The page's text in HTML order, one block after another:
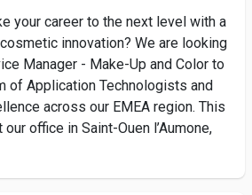
your career to the next level with a
innovation? We are looking
Manager - Make-Up and Color to
of Application Technologists and
across our EMEA region. This
office in Saint-Ouen l’Aumone,